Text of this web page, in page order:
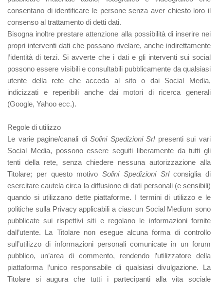
consentano di identificare le persone senza aver chiesto loro il
consenso al trattamento di detti dati.
Bisogna inoltre prestare attenzione alla possibilità di inserire nei
propri interventi dati che possano rivelare, anche indirettamente
l’identità di terzi. Si avverte che i dati e gli interventi sui social
possono essere visibili e consultabili pubblicamente da qualsiasi
utente della rete che acceda al sito o dai Social Media,
indicizzati e reperibili anche dai motori di ricerca generali
(Google, Yahoo ecc.).
Regole di utilizzo
Le varie pagine/canali diSolini Spedizioni Srl presenti sui vari
Social Media, possono essere seguiti liberamente da tutti gli
tenti della rete, senza chiedere nessuna autorizzazione alla
Titolare; per questo motivo Solini Spedizioni Srl consiglia di
esercitare cautela circa la diffusione di dati personali (e sensibili)
quando si utilizzano dette piattaforme. I termini di utilizzo e le
politiche sulla Privacy applicabili a ciascun Social Medium sono
pubblicate sui rispettivi siti e regolano le informazioni fornite
dall’utente. La Titolare non esegue alcuna forma di controllo
sull’utilizzo di informazioni personali comunicate in un forum
pubblico, un’area di commento, rendendo l’utilizzatore della
piattaforma l’unico responsabile di qualsiasi divulgazione. La
Titolare si augura che tutti i partecipanti alla vita sociale